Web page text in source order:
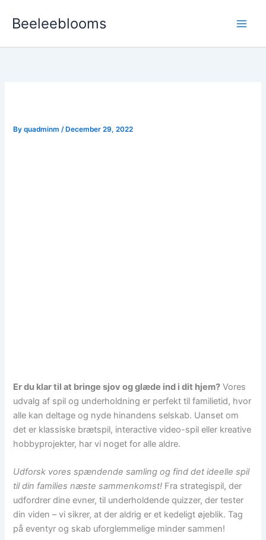
Beeleeblooms
Byquadminm/ December 29, 2022
Er du klar til at bringe sjov og glæde ind i dit hjem? Vores
udvalg af spil og underholdning er perfekt til familietid, hvor
alle kan deltage og nyde hinandens selskab. Uanset om
det er klassiske brætspil, interactive video-spil eller kreative
hobbyprojekter, har vi noget for alle aldre.
Udforsk vores spændende samling og find det ideelle spil
til din families næste sammenkomst! Fra strategispil, der
udfordrer dine evner, til underholdende quizzer, der tester
din viden – vi sikrer, at der aldrig er et kedeligt øjeblik. Tag
på eventyr og skab uforglemmelige minder sammen!